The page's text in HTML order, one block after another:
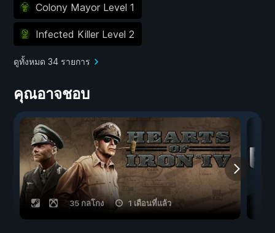
Colony Mayor Level 1
Infected Killer Level 2
ดูทั้งหมด 34 รายการ
คุณอาจชอบ
35 กลโกง 1 เดือนที่แล้ว